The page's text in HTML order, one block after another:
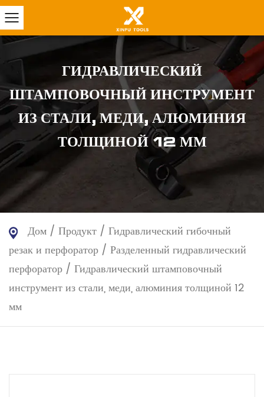
ГИДРАВЛИЧЕСКИЙ
ШТАМПОВОЧНЫЙ ИНСТРУМЕНТ
ИЗ СТАЛИ, МЕДИ, АЛЮМИНИЯ
ТОЛЩИНОЙ 12 ММ
Дом / Продукт / Гидравлический гибочный
резак и перфоратор / Разделенный гидравлический
перфоратор / Гидравлический штамповочный
инструмент из стали, меди, алюминия толщиной 12
мм